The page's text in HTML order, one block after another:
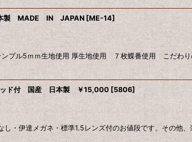
製 MADE IN JAPAN [ME-14]
ル5ｍｍ生地使用 厚生地使用 ７枚蝶番使用 こだわり
ド付 国産 日本製 ￥15,000 [5806]
伊達メガネ・標準1.5レンズ付のお値段です。その他